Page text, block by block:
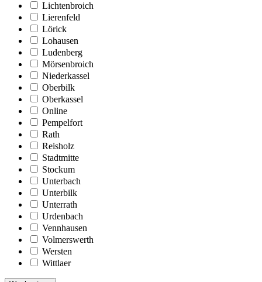
Lichtenbroich
Lierenfeld
Lörick
Lohausen
Ludenberg
Mörsenbroich
Niederkassel
Oberbilk
Oberkassel
Online
Pempelfort
Rath
Reisholz
Stadtmitte
Stockum
Unterbach
Unterbilk
Unterrath
Urdenbach
Vennhausen
Volmerswerth
Wersten
Wittlaer